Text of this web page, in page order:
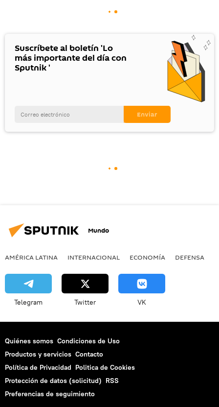
Suscríbete al boletín 'Lo
más importante del día con
Sputnik '
Mundo
AMÉRICA LATINA INTERNACIONAL ECONOMÍA DEFENSA
Telegram Twitter VK
Quiénes somos Condiciones de Uso
Productos y servicios Contacto
Política de Privacidad Politica de Cookies
Protección de datos (solicitud) RSS
Preferencias de seguimiento